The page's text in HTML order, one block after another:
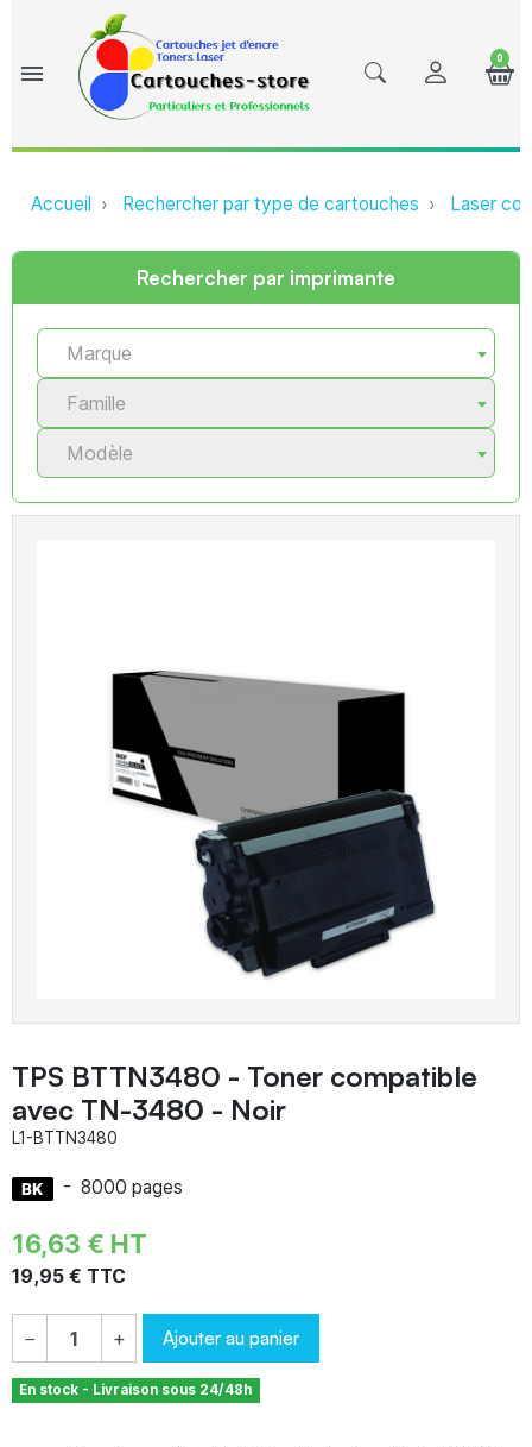
menu
0
Accueil Rechercher par type de cartouches Laser
Rechercher par imprimante
Marque
Famille
Modèle
TPS BTTN3480 - Toner compatible
avec TN-3480 - Noir
L1-BTTN3480
- 8000 pages
16,63 € HT
19,95 € TTC
− + Ajouter au panier
En stock - Livraison sous 24/48h